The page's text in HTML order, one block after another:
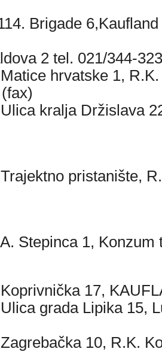
Brigade
2 tel. 021/344-323
hrvatske 1,
kralja Držislava
pristanište,
Stepinca 1, Konzum
17,
grada Lipika 15,
10, R.K.